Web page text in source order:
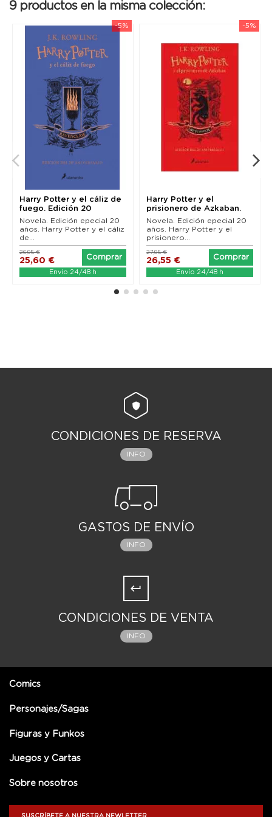
9 productos en la misma colección:
-5%
Harry Potter y el cáliz de
fuego. Edición 20
aniversario...
Novela. Edición epecial 20
años. Harry Potter y el cáliz
de...
25,60 €
26,95 €
Comprar
Envío 24/48 h
-5%
Harry Potter y el
prisionero de Azkaban.
Edición 20...
Novela. Edición epecial 20
años. Harry Potter y el
prisionero...
26,55 €
27,95 €
Comprar
Envío 24/48 h
CONDICIONES DE RESERVA
INFO
GASTOS DE ENVÍO
INFO
CONDICIONES DE VENTA
INFO
Comics
Personajes/Sagas
Figuras y Funkos
Juegos y Cartas
Sobre nosotros